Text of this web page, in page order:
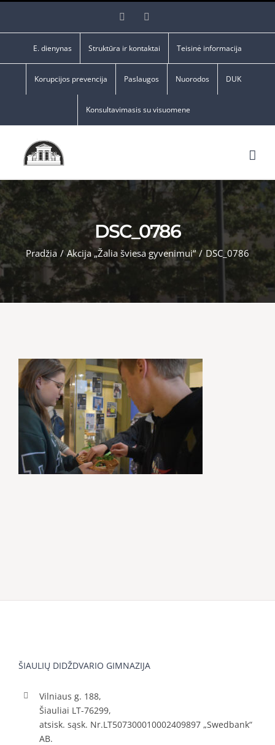
Facebook
E. dienynas Struktūra ir kontaktai Teisinė informacija
Korupcijos prevencija Paslaugos Nuorodos DUK
Konsultavimasis su visuomene
DSC_0786
Pradžia / Akcija „Žalia šviesa gyvenimui“ / DSC_0786
ŠIAULIŲ DIDŽDVARIO GIMNAZIJA
Vilniaus g. 188,
Šiauliai LT-76299,
atsisk. sąsk. Nr.LT507300010002409897 „Swedbank“
AB.